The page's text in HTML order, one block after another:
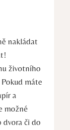
nakládat
životního
máte
a
možné
či do